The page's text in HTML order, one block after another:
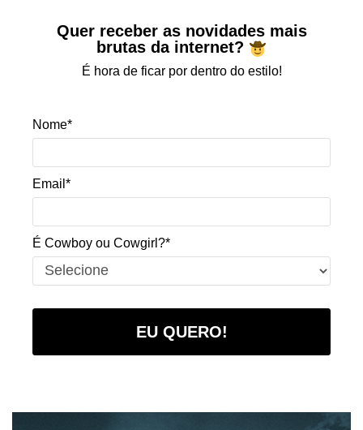
Quer receber as novidades mais
brutas da internet?
É hora de ficar por dentro do estilo!
Nome*
Email*
É Cowboy ou Cowgirl?*
EU QUERO!